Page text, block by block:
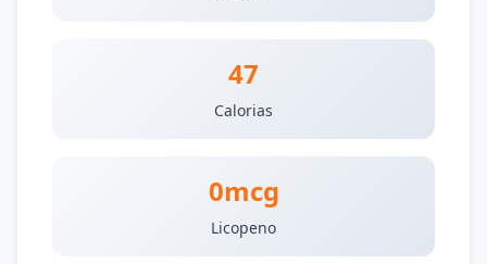
47
Calorias
0mcg
Licopeno